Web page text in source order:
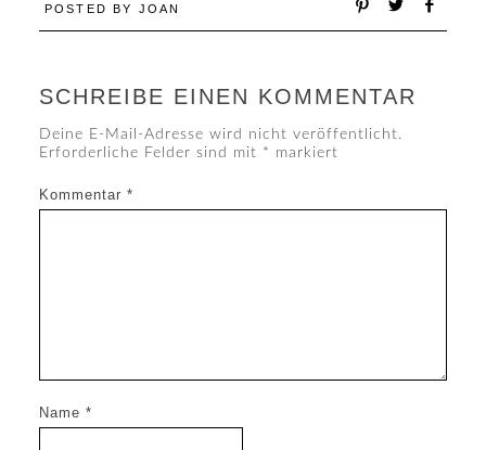
POSTED BY JOAN
SCHREIBE EINEN KOMMENTAR
Deine E-Mail-Adresse wird nicht veröffentlicht.
Erforderliche Felder sind mit * markiert
Kommentar *
Name *